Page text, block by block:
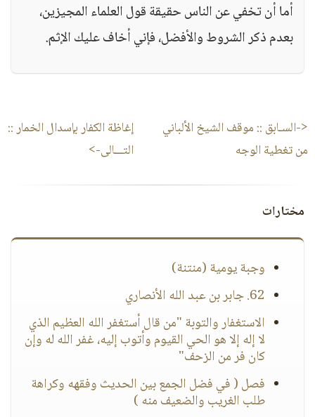
أما أن تخفي عن الناس حقيقة قول العلماء المجيزين،
بعدم ذكر الشروط والأفضل، فإني أخاف عليك الإثم.
<-السـابق :: موقف الشيخ الألباني
من تغطية الوجه
إغاظة الكفار بإسدال الخمار::
التـــالى->
مختارات
وجبة يومية (منتنة)
62. جابر بن عبد الله الأنصاري
الاستغفار والتوبة "من قال أستغفر الله العظيم الذي
لا إله إلا هو الحي القيوم وأتوب إليه، غفر الله له وإن
كان فر من الزحف"
فصل ( في فضل الجمع بين الحديث وفقهه وكراهة
طلب الغريب والضعيف منه )